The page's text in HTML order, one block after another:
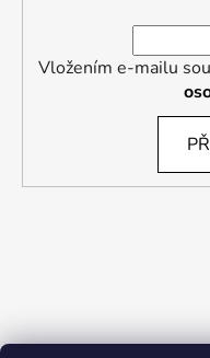
Vložením e-mailu